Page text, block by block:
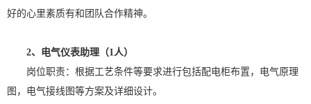
好的心里素质有和团队合作精神。
2、电气仪表助理（1 人）
岗位职责：根据工艺条件等要求进行包括配电柜布置，电气原理
图，电气接线图等方案及详细设计。